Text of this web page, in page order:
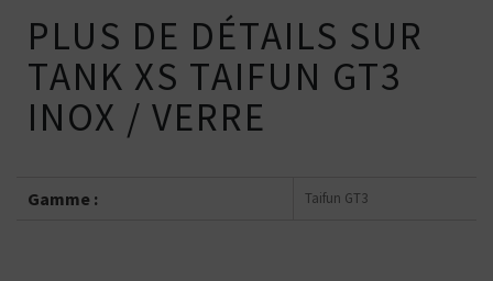
PLUS DE DÉTAILS SUR
TANK XS TAIFUN GT3
INOX / VERRE
Gamme : Taifun GT3